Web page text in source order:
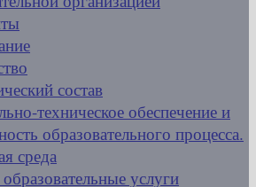
состав
техническое обеспечение и
образовательного процесса.
среда
услуги